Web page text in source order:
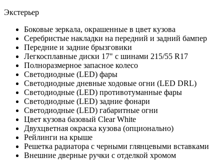
Экстерьер
Боковые зеркала, окрашенные в цвет кузова
Серебристые накладки на передний и задний бампер
Передние и задние брызговики
Легкосплавные диски 17" с шинами 215/55 R17
Полноразмерное запасное колесо
Светодиодные (LED) фары
Светодиодные дневные ходовые огни (LED DRL)
Светодиодные (LED) противотуманные фары
Светодиодные (LED) задние фонари
Светодиодные (LED) габаритные огни
Цвет кузова базовый Clear White
Двухцветная окраска кузова (опционально)
Рейлинги на крыше
Решетка радиатора с черными глянцевыми вставками
Внешние дверные ручки с отделкой хромом